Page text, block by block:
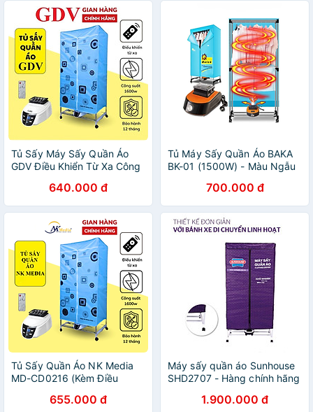
Tủ Sấy Máy Sấy Quần Áo
GDV Điều Khiển Từ Xa Công
Nhiên - Hàng Chính Hãng
640.000 đ
Tủ Máy Sấy Quần Áo BAKA
BK-01 (1500W) - Màu Ngẫu
700.000 đ
Tủ Sấy Quần Áo NK Media
MD-CD0216 (Kèm Điều
655.000 đ
Máy sấy quần áo Sunhouse
SHD2707 - Hàng chính hãng
1.900.000 đ